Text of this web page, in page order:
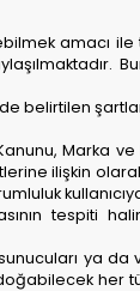
amacı
belirtilen
Marka ve
ilişkin
tespiti
ya
her